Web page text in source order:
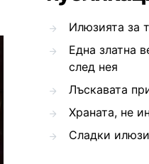
Илюзията за
Една златна
след нея
Лъскавата
Храната, не
Сладки